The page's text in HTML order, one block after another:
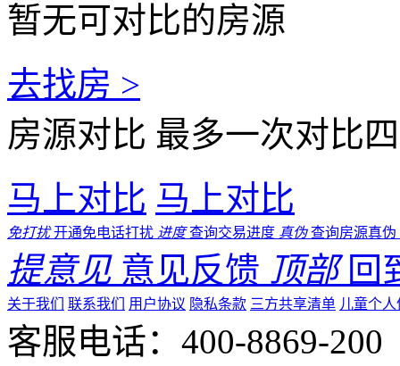
暂无可对比的房源
去找房 >
房源对比 最多一次对比
马上对比 马上对比
免打扰 开通免电话打扰 进度 查询交易进度 真伪 查询房源真伪
提意见 意见反馈 顶部 回
关于我们 联系我们 用户协议 隐私条款 三方共享清单 儿童个
客服电话：400-8869-200